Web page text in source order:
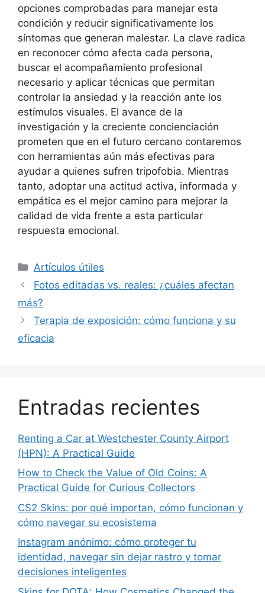
opciones comprobadas para manejar esta
condición y reducir significativamente los
síntomas que generan malestar. La clave radica
en reconocer cómo afecta cada persona,
buscar el acompañamiento profesional
necesario y aplicar técnicas que permitan
controlar la ansiedad y la reacción ante los
estímulos visuales. El avance de la
investigación y la creciente concienciación
prometen que en el futuro cercano contaremos
con herramientas aún más efectivas para
ayudar a quienes sufren tripofobia. Mientras
tanto, adoptar una actitud activa, informada y
empática es el mejor camino para mejorar la
calidad de vida frente a esta particular
respuesta emocional.
Рубрики
Artículos útiles
Fotos editadas vs. reales: ¿cuáles afectan
más?
Terapia de exposición: cómo funciona y su
eficacia
Entradas recientes
Renting a Car at Westchester County Airport
(HPN): A Practical Guide
How to Check the Value of Old Coins: A
Practical Guide for Curious Collectors
CS2 Skins: por qué importan, cómo funcionan y
cómo navegar su ecosistema
Instagram anónimo: cómo proteger tu
identidad, navegar sin dejar rastro y tomar
decisiones inteligentes